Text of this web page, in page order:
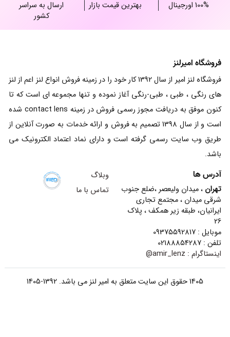
100% اورجینال بهترین قیمت بازار
ارسال به سراسر
کشور
فروشگاه امیرلنز
فروشگاه لنز امیر از سال 1392 کار خود را در زمینه فروش انواع لنز اعم از لنز
های رنگی ، طبی ، طبی-رنگی آغاز نموده و تنها مجموعه ای است که تا
کنون موفق به دریافت مجوز رسمی فروش در زمینه contact lens شده
است و از سال 1398 تصمیم به فروش و ارائه خدمات به صورت آنلاین از
طریق وب سایت رسمی گرفته است و دارای نماد اعتماد الکترونیک می
باشد.
آدرس ها
تهران ، میدان ولیعصر ،ضلع جنوب
شرقی میدان ، مجتمع تجاری
ایرانیان، طبقه زیر همکف ، پلاک
26
موبایل : 09375592817
تلفن : 02188854287
اینستاگرام : amir_lenz@
وبلاگ
تماس با ما
1405 حقوق این سایت متعلق به امیر لنز می باشد. 1392-1405